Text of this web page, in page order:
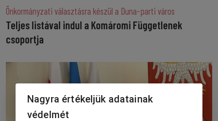
Önkormányzati választásra készül a Duna-parti város
Teljes listával indul a Komáromi Függetlenek
csoportja
Nagyra értékeljük adatainak
védelmét